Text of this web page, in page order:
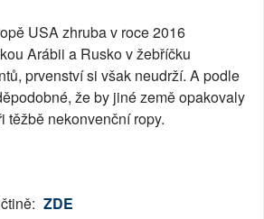
USA zhruba v roce 2016
Arábii a Rusko v žebříčku
prvenství si však neudrží. A podle
že by jiné země opakovaly
těžbě nekonvenční ropy.
ZDE